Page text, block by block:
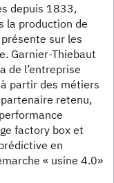
depuis 1833,
la production de
sur les
Garnier-Thiebaut
de l’entreprise
partir des métiers
retenu,
factory box et
en
« usine 4.0»